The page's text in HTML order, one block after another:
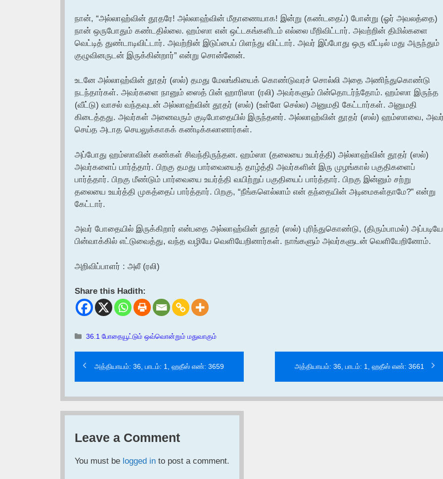
நான், “அல்லாஹ்வின் தூதரே! அல்லாஹ்வின் மீதாணையாக! இன்று (கண்டதைப்) போன்று (ஓர் அவலத்தை)
நான் ஒருபோதும் கண்டதில்லை. ஹம்ஸா என் ஒட்டகங்களிடம் எல்லை மீறிவிட்டார். அவற்றின் திமில்களை
வெட்டித் துண்டாடிவிட்டார். அவற்றின் இடுப்பைப் பிளந்து விட்டார். அவர் இப்போது ஒரு வீட்டில் மது அருந்தும்
குழுவினருடன் இருக்கின்றார்” என்று சொன்னேன்.
உடனே அல்லாஹ்வின் தூதர் (ஸல்) தமது மேலங்கியைக் கொண்டுவரச் சொல்லி அதை அணிந்துகொண்டு
நடந்தார்கள். அவர்களை நானும் ஸைத் பின் ஹாரிஸா (ரலி) அவர்களும் பின்தொடர்ந்தோம். ஹம்ஸா இருந்த
(வீட்டு) வாசல் வந்தவுடன் அல்லாஹ்வின் தூதர் (ஸல்) (உள்ளே செல்ல) அனுமதி கேட்டார்கள். அனுமதி
கிடைத்தது. அவர்கள் அனைவரும் குடிபோதையில் இருந்தனர். அல்லாஹ்வின் தூதர் (ஸல்) ஹம்ஸாவை,
செய்த அடாத செயலுக்காகக் கண்டிக்கலானார்கள்.
அப்போது ஹம்ஸாவின் கண்கள் சிவந்திருந்தன. ஹம்ஸா (தலையை உயர்த்தி) அல்லாஹ்வின் தூதர் (ஸல்)
அவர்களைப் பார்த்தார். பிறகு தமது பார்வையைத் தாழ்த்தி அவர்களின் இரு முழங்கால் பகுதிகளைப்
பார்த்தார். பிறகு மீண்டும் பார்வையை உயர்த்தி வயிற்றுப் பகுதியைப் பார்த்தார். பிறகு இன்னும் சற்று
தலையை உயர்த்தி முகத்தைப் பார்த்தார். பிறகு, “நீங்களெல்லாம் என் தந்தையின் அடிமைகள்தாமே?” என்று
கேட்டார்.
அவர் போதையில் இருக்கிறார் என்பதை அல்லாஹ்வின் தூதர் (ஸல்) புரிந்துகொண்டு, (திரும்பாமல்) அப்படியே
பின்வாக்கில் எட்டுவைத்து, வந்த வழியே வெளியேறினார்கள். நாங்களும் அவர்களுடன் வெளியேறினோம்.
அறிவிப்பாளர் : அலீ (ரலி)
Share this Hadith:
Categories
36.1 போதையூட்டும் ஒவ்வொன்றும் மதுவாகும்
அத்தியாயம்: 36, பாடம்: 1, ஹதீஸ் எண்: 3659 அத்தியாயம்: 36, பாடம்: 1, ஹதீஸ் எண்: 3661
Leave a Comment
You must be logged in to post a comment.